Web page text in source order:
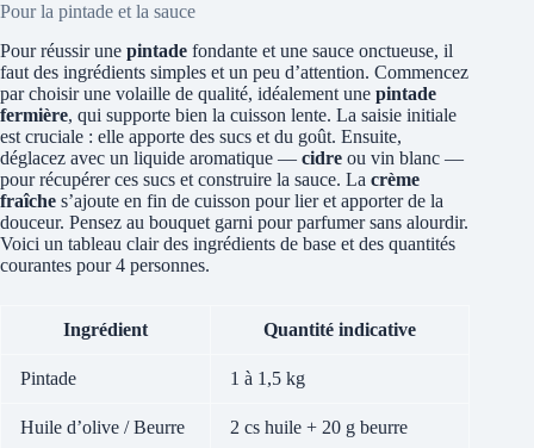
Pour la pintade et la sauce
Pour réussir une pintade fondante et une sauce onctueuse, il
faut des ingrédients simples et un peu d’attention. Commencez
par choisir une volaille de qualité, idéalement une pintade
fermière, qui supporte bien la cuisson lente. La saisie initiale
est cruciale : elle apporte des sucs et du goût. Ensuite,
déglacez avec un liquide aromatique — cidre ou vin blanc —
pour récupérer ces sucs et construire la sauce. La crème
fraîche s’ajoute en fin de cuisson pour lier et apporter de la
douceur. Pensez au bouquet garni pour parfumer sans alourdir.
Voici un tableau clair des ingrédients de base et des quantités
courantes pour 4 personnes.
Ingrédient Quantité indicative
Pintade 1 à 1,5 kg
Huile d’olive / Beurre 2 cs huile + 20 g beurre